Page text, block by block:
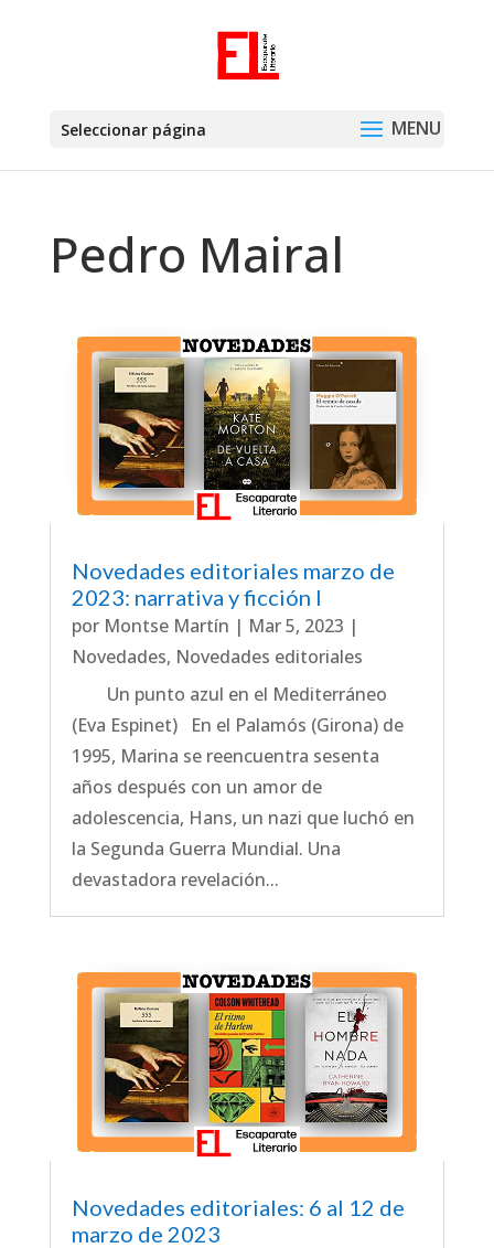
Seleccionar página
Pedro Mairal
Novedades editoriales marzo de
2023: narrativa y ficción I
por Montse Martín | Mar 5, 2023 |
Novedades, Novedades editoriales
Un punto azul en el Mediterráneo
(Eva Espinet) En el Palamós (Girona) de
1995, Marina se reencuentra sesenta
años después con un amor de
adolescencia, Hans, un nazi que luchó en
la Segunda Guerra Mundial. Una
devastadora revelación...
Novedades editoriales: 6 al 12 de
marzo de 2023